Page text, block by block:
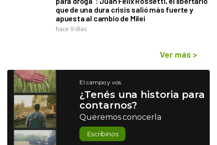
que de una dura crisis salió más fuerte y
apuesta al cambio de Milei
hace 9 días
Ver más >
El campo y vos
¿Tenés una historia para
contarnos?
Queremos conocerla
Escribinos